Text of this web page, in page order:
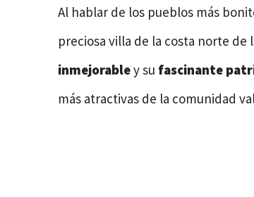
Al hablar de los pueblos más
preciosa villa de la costa norte
inmejorabley su fascinante
más atractivas de la comunidad